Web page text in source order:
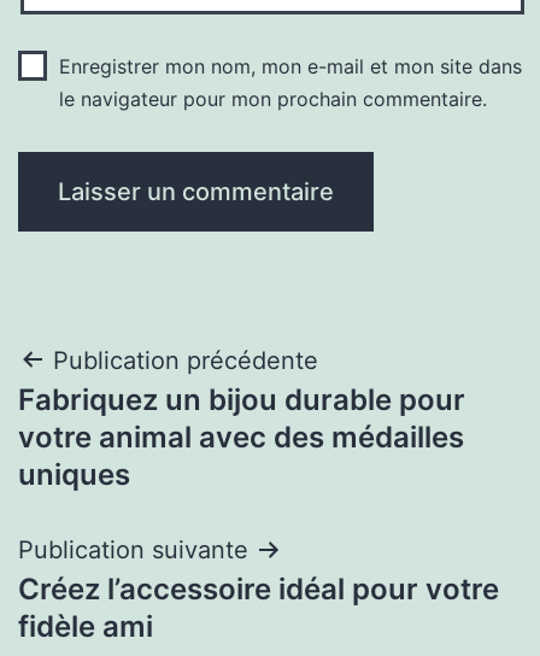
Enregistrer mon nom, mon e-mail et mon site dans
le navigateur pour mon prochain commentaire.
Navigation
de
l’article
Publication précédente
Fabriquez un bijou durable pour
votre animal avec des médailles
uniques
Publication suivante
Créez l’accessoire idéal pour votre
fidèle ami